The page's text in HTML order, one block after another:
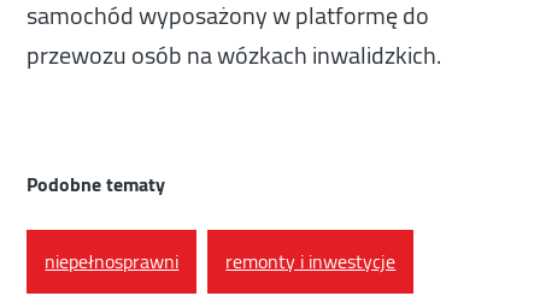
samochód wyposażony w platformę do
przewozu osób na wózkach inwalidzkich.
Podobne tematy
niepełnosprawni remonty i inwestycje